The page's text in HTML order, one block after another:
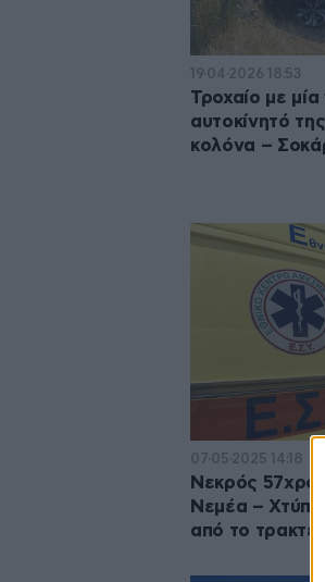
19·04·2026 18:53
Τροχαίο με
αυτοκίνητό
κολόνα –
07·05·2025 14:18
Νεκρός
Νεμέα –
από το τρακτέρ